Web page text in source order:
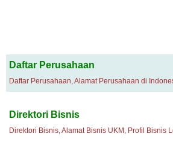
Daftar Perusahaan
Daftar Perusahaan, Alamat Perusahaan di
Direktori Bisnis
Direktori Bisnis, Alamat Bisnis UKM, Profil Bisnis